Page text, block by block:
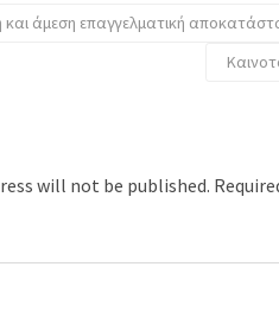
και άμεση επαγγελματική
will not be published.